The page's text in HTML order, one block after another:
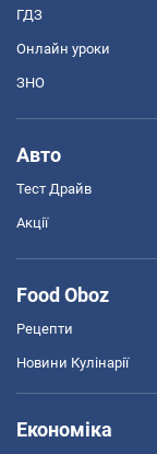
ГДЗ
Онлайн уроки
ЗНО
Авто
Тест Драйв
Акції
Food Oboz
Рецепти
Новини Кулінарії
Економіка